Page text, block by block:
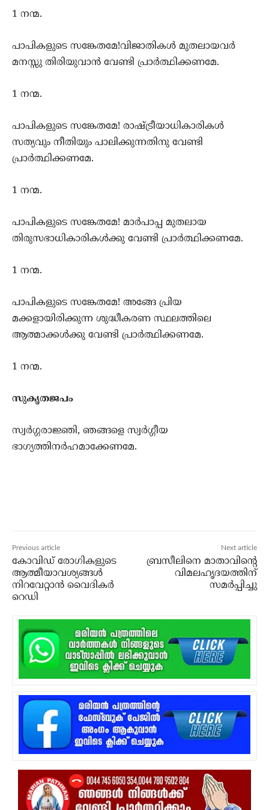
1 നന്മ.
പാപികളുടെ സങ്കേതമേ!വിജാതികള്‍ മുതലായവര്‍
മനസ്സു തിരിയുവാന്‍ വേണ്ടി പ്രാര്‍ത്ഥിക്കണമേ.
1 നന്മ.
പാപികളുടെ സങ്കേതമേ! രാഷ്ട്രീയാധികാരികള്‍
സത്യവും നീതിയും പാലിക്കുന്നതിനു വേണ്ടി
പ്രാര്‍ത്ഥിക്കണമേ.
1 നന്മ.
പാപികളുടെ സങ്കേതമേ! മാര്‍പാപ്പ മുതലായ
തിരുസഭാധികാരികള്‍ക്കു വേണ്ടി പ്രാര്‍ത്ഥിക്കണമേ.
1 നന്മ.
പാപികളുടെ സങ്കേതമേ! അങ്ങേ പ്രിയ
മക്കളായിരിക്കുന്ന ശുദ്ധീകരണ സ്ഥലത്തിലെ
ആത്മാക്കള്‍ക്കു വേണ്ടി പ്രാര്‍ത്ഥിക്കണമേ.
1 നന്മ.
സുകൃതജപം
സ്വര്‍ഗ്ഗരാജ്ഞി, ഞങ്ങളെ സ്വര്‍ഗ്ഗീയ
ഭാഗ്യത്തിനര്‍ഹമാക്കേണമേ.
Previous article
കോവിഡ് രോഗികളുടെ
ആത്മീയാവശ്യങ്ങള്‍
നിറവേറ്റാന്‍ വൈദികര്‍
റെഡി
Next article
ബ്രസീലിനെ മാതാവിന്റെ
വിമലഹൃദയത്തിന്
സമര്‍പ്പിച്ചു